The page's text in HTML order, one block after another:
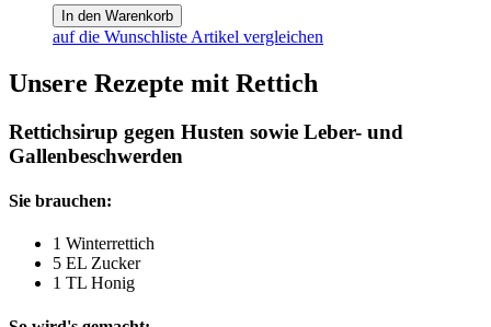
In den Warenkorb
auf die Wunschliste Artikel vergleichen
Unsere Rezepte mit Rettich
Rettichsirup gegen Husten sowie Leber- und
Gallenbeschwerden
Sie brauchen:
1 Winterrettich
5 EL Zucker
1 TL Honig